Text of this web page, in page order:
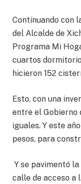
Continuando con
del Alcalde de
Programa Mi
cuartos
hicieron 152
Esto, con una
entre el Gobierno
iguales. Y este
pesos, para
Y se pavimentó
calle de acceso a